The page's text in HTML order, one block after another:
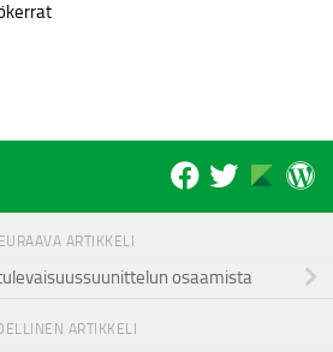
ARTIKKELI
osaamista
ARTIKKELI